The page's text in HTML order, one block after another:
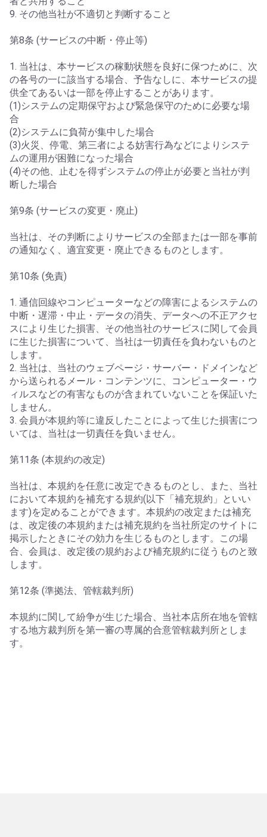
9. その他当社が不適切と判断すること
第8条 (サービスの中断・停止等)
1. 当社は、本サービスの稼動状態を良好に保つために、次
の各号の一に該当する場合、予告なしに、本サービスの提
供全てあるいは一部を停止することがあります。
(1)システムの定期保守および緊急保守のために必要な場
合
(2)システムに負荷が集中した場合
(3)火災、停電、第三者による妨害行為などによりシステ
ムの運用が困難になった場合
(4)その他、止むを得ずシステムの停止が必要と当社が判
断した場合
第9条 (サービスの変更・廃止)
当社は、その判断によりサービスの全部または一部を事前
の通知なく、適宜変更・廃止できるものとします。
第10条 (免責)
1. 通信回線やコンピューターなどの障害によるシステムの
中断・遅滞・中止・データの消失、データへの不正アクセ
スにより生じた損害、その他当社のサービスに関して会員
に生じた損害について、当社は一切責任を負わないものと
します。
2. 当社は、当社のウェブページ・サーバー・ドメインなど
から送られるメール・コンテンツに、コンピューター・ウ
ィルスなどの有害なものが含まれていないことを保証いた
しません。
3. 会員が本規約等に違反したことによって生じた損害につ
いては、当社は一切責任を負いません。
第11条 (本規約の改定)
当社は、本規約を任意に改定できるものとし、また、当社
において本規約を補充する規約(以下「補充規約」といい
ます)を定めることができます。本規約の改定または補充
は、改定後の本規約または補充規約を当社所定のサイトに
掲示したときにその効力を生じるものとします。この場
合、会員は、改定後の規約および補充規約に従うものと致
します。
第12条 (準拠法、管轄裁判所)
本規約に関して紛争が生じた場合、当社本店所在地を管轄
する地方裁判所を第一審の専属的合意管轄裁判所としま
す。